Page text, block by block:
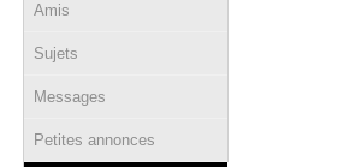
Amis
Sujets
Messages
Petites annonces